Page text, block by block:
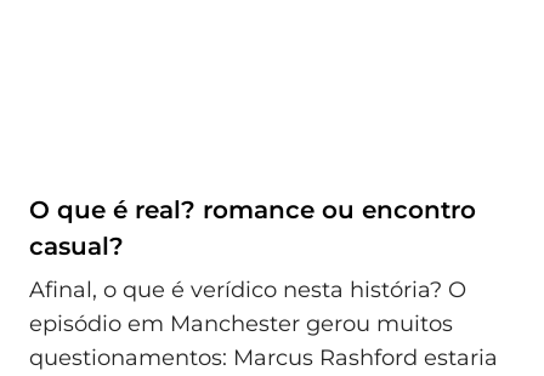
O que é real? romance ou encontro
casual?
Afinal, o que é verídico nesta história? O
episódio em Manchester gerou muitos
questionamentos: Marcus Rashford estaria